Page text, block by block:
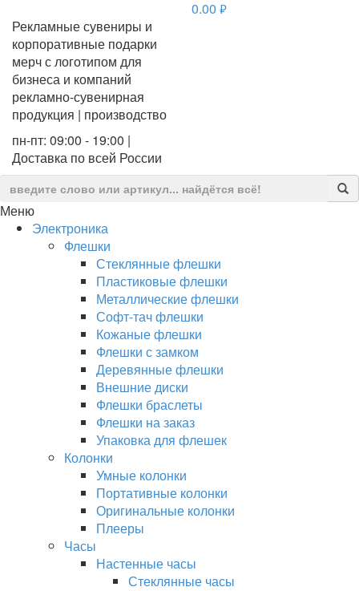
Рекламные сувениры и
корпоративные подарки
мерч с логотипом для
бизнеса и компаний
рекламно-сувенирная
продукция | производство
пн-пт: 09:00 - 19:00 |
Доставка по всей России
0.00 руб.
Меню
Электроника
Флешки
Стеклянные флешки
Пластиковые флешки
Металлические флешки
Софт-тач флешки
Кожаные флешки
Флешки с замком
Деревянные флешки
Внешние диски
Флешки браслеты
Флешки на заказ
Упаковка для флешек
Колонки
Умные колонки
Портативные колонки
Оригинальные колонки
Плееры
Часы
Настенные часы
Стеклянные часы